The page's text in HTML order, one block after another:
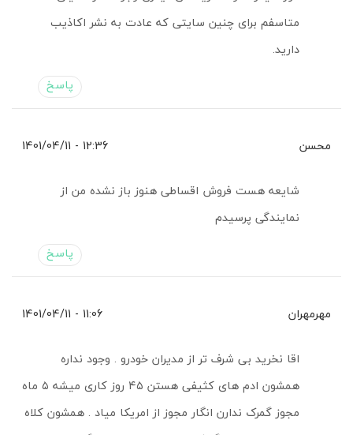
متاسفم برای چنین سایتی که عادت به نشر اکاذیب
دارید.
پاسخ
محسن 12:36 - 1401/04/11
شایعه هست فروش اقساطی هنوز باز نشده من از
نمایندگی پرسیدم
پاسخ
مهرمهران 11:06 - 1401/04/11
اقا نخرید بی شرف تر از مدیران خودرو . وجود نداره
همشون ادم های کثیفی هستن ۴۵ روز کاری میشه ۵ ماه
مجوز گمرک ندارن انگار مجوز از امریکا میاد . همشون کلاه